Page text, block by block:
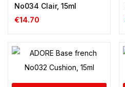
No034 Clair, 15ml
€14.70